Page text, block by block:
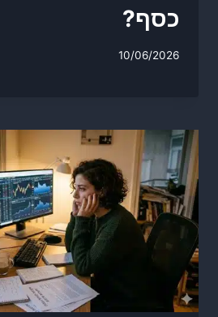
כסף?
10/06/2026